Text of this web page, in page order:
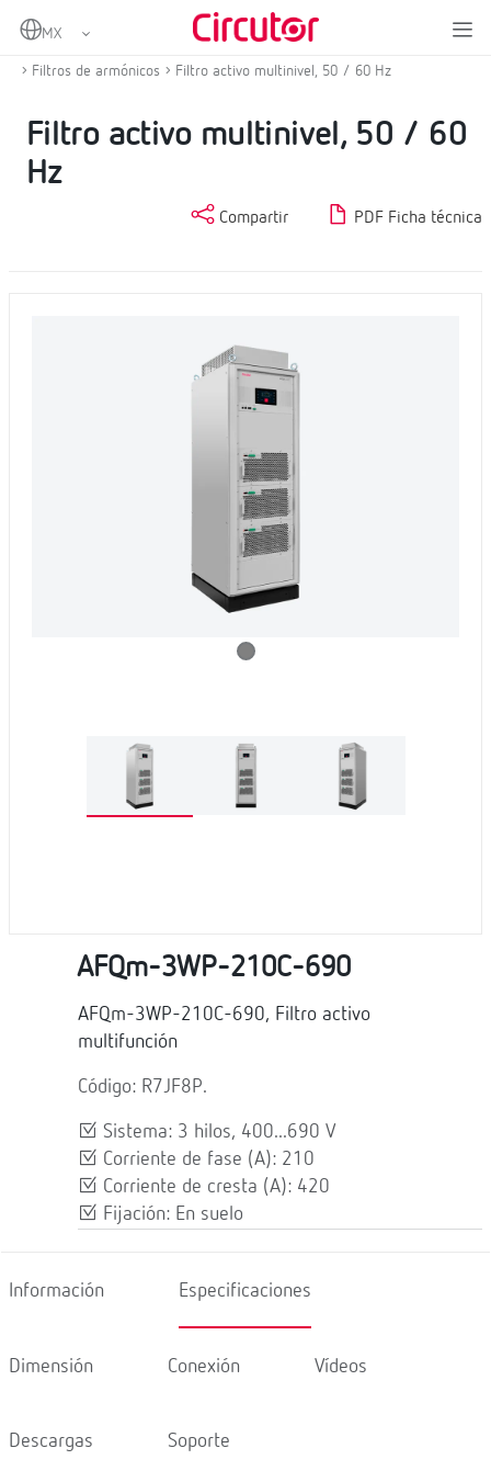
Home
Filtros de armónicos
Filtro activo multinivel, 50 / 60 Hz
Filtro activo multinivel, 50 / 60
Hz
Compartir PDF Ficha técnica
AFQm-3WP-210C-690
AFQm-3WP-210C-690, Filtro activo
multifunción
Código: R7JF8P.
Sistema: 3 hilos, 400...690 V
Corriente de fase (A): 210
Corriente de cresta (A): 420
Fijación: En suelo
Información Especificaciones
Dimensión Conexión Vídeos
Descargas Soporte